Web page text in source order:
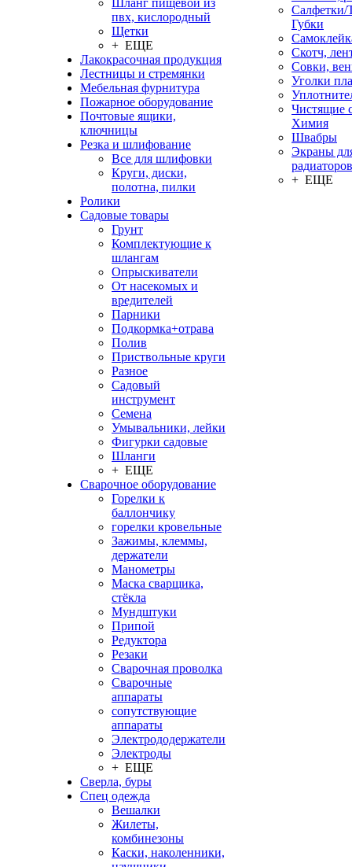
Шланг пищевой из
пвх, кислородный
Щетки
+ ЕЩЕ
Лакокрасочная продукция
Лестницы и стремянки
Мебельная фурнитура
Пожарное оборудование
Почтовые ящики,
ключницы
Резка и шлифование
Все для шлифовки
Круги, диски,
полотна, пилки
Ролики
Садовые товары
Грунт
Комплектующие к
шлангам
Опрыскиватели
От насекомых и
вредителей
Парники
Подкормка+отрава
Полив
Приствольные круги
Разное
Садовый
инструмент
Семена
Умывальники, лейки
Фигурки садовые
Шланги
+ ЕЩЕ
Сварочное оборудование
Горелки к
баллончику
горелки кровельные
Зажимы, клеммы,
держатели
Манометры
Маска сварщика,
стёкла
Мундштуки
Припой
Редуктора
Резаки
Сварочная проволка
Сварочные
аппараты
сопутствующие
аппараты
Электрододержатели
Электроды
+ ЕЩЕ
Сверла, буры
Спец одежда
Вешалки
Жилеты,
комбинезоны
Каски, наколенники,
Салфетки/
Губки
Скотч,
Совки,
Уголки
Чистящие
Химия
Швабры
Экраны
радиаторов
+ ЕЩЕ